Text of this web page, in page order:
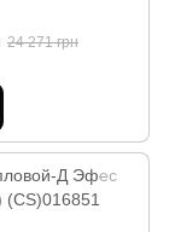
24 271 грн